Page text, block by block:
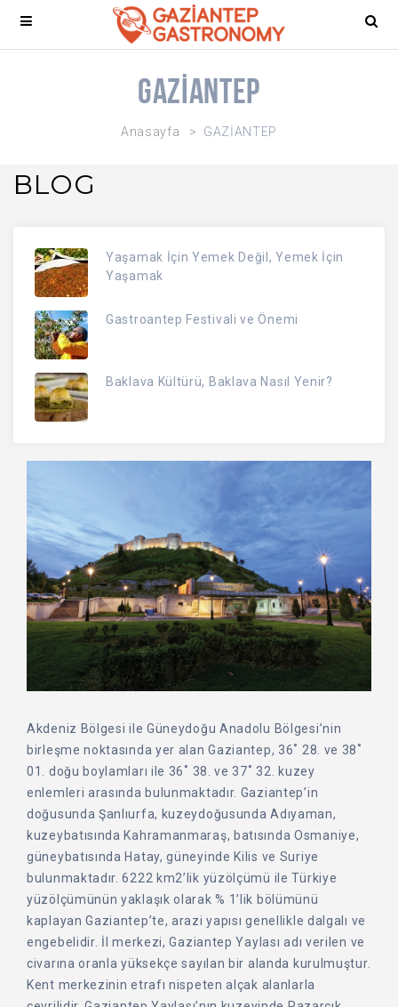
GAZİANTEP
Anasayfa GAZİANTEP
BLOG
Yaşamak İçin Yemek Değil, Yemek İçin
Yaşamak
Gastroantep Festivali ve Önemi
Baklava Kültürü, Baklava Nasıl Yenir?
Akdeniz Bölgesi ile Güneydoğu Anadolu Bölgesi’nin
birleşme noktasında yer alan Gaziantep, 36˚ 28. ve 38˚
01. doğu boylamları ile 36˚ 38. ve 37˚ 32. kuzey
enlemleri arasında bulunmaktadır. Gaziantep’in
doğusunda Şanlıurfa, kuzeydoğusunda Adıyaman,
kuzeybatısında Kahramanmaraş, batısında Osmaniye,
güneybatısında Hatay, güneyinde Kilis ve Suriye
bulunmaktadır. 6222 km2’lik yüzölçümü ile Türkiye
yüzölçümünün yaklaşık olarak % 1’lik bölümünü
kaplayan Gaziantep’te, arazi yapısı genellikle dalgalı ve
engebelidir. İl merkezi, Gaziantep Yaylası adı verilen ve
civarına oranla yüksekçe sayılan bir alanda kurulmuştur.
Kent merkezinin etrafı nispeten alçak alanlarla